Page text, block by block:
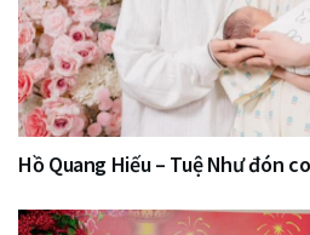
Hồ Quang Hiếu – Tuệ Như đón